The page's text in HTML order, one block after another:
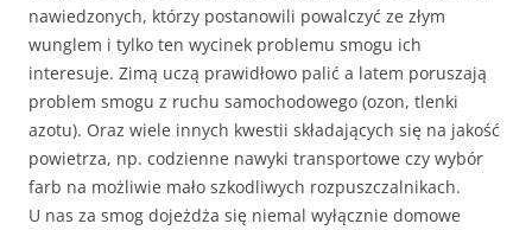
nawiedzonych, którzy postanowili powalczyć ze złym
wunglem i tylko ten wycinek problemu smogu ich
interesuje. Zimą uczą prawidłowo palić a latem poruszają
problem smogu z ruchu samochodowego (ozon, tlenki
azotu). Oraz wiele innych kwestii składających się na jakość
powietrza, np. codzienne nawyki transportowe czy wybór
farb na możliwie mało szkodliwych rozpuszczalnikach.
U nas za smog dojeżdża się niemal wyłącznie domowe